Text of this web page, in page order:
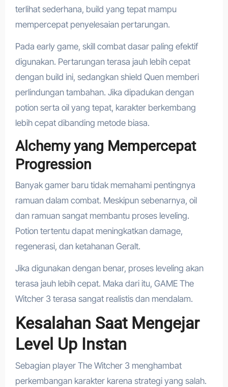
terlihat sederhana, build yang tepat mampu
mempercepat penyelesaian pertarungan.
Pada early game, skill combat dasar paling efektif
digunakan. Pertarungan terasa jauh lebih cepat
dengan build ini, sedangkan shield Quen memberi
perlindungan tambahan. Jika dipadukan dengan
potion serta oil yang tepat, karakter berkembang
lebih cepat dibanding metode biasa.
Alchemy yang Mempercepat
Progression
Banyak gamer baru tidak memahami pentingnya
ramuan dalam combat. Meskipun sebenarnya, oil
dan ramuan sangat membantu proses leveling.
Potion tertentu dapat meningkatkan damage,
regenerasi, dan ketahanan Geralt.
Jika digunakan dengan benar, proses leveling akan
terasa jauh lebih cepat. Maka dari itu, GAME The
Witcher 3 terasa sangat realistis dan mendalam.
Kesalahan Saat Mengejar
Level Up Instan
Sebagian player The Witcher 3 menghambat
perkembangan karakter karena strategi yang salah.